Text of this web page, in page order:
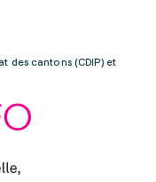
des cantons (CDIP) et